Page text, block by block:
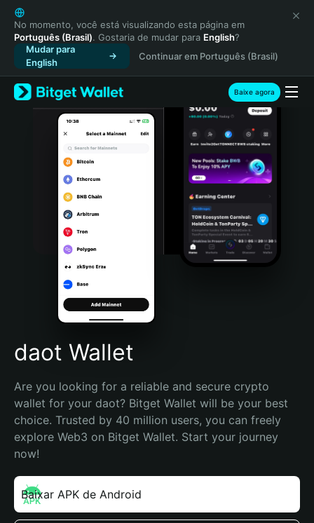
English
日本語
Tiếng Việt
Русский
Español (Latinoamérica)
Türkçe
Italiano
Português (Portugal)
Bahasa Indonesia
Português (Brasil)
Español (Argentina)
No momento, você está visualizando esta página em
Português (Brasil). Gostaria de mudar para English?
Mudar para
English
Continuar em Português (Brasil)
Baixe agora
daot Wallet
Are you looking for a reliable and secure crypto
wallet for your daot? Bitget Wallet will be your best
choice. Trusted by 40 million users, you can freely
explore Web3 on Bitget Wallet. Start your journey
now!
Baixar APK de Android